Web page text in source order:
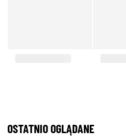
OSTATNIO OGLĄDANE